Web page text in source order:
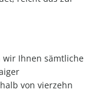
wir Ihnen sämtliche
von vierzehn